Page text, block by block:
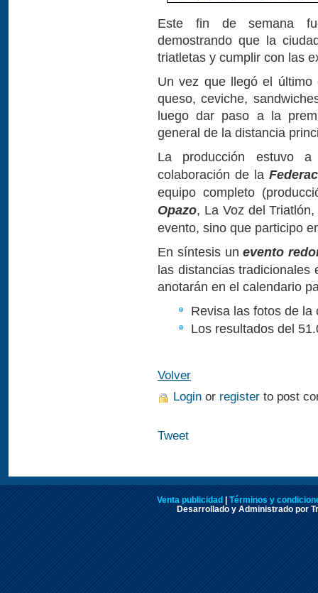
Este fin de semana
demostrando que la
triatletas y cumplir con las
Un vez que llegó el último
queso, ceviche,
luego dar paso a la
general de la distancia
La producción estuvo
colaboración de la
equipo completo
Opazo, La Voz del
evento, sino que participo
En síntesis unevento
las distancias tradicionales
anotarán en el calendario
Revisa las fotos de
Los resultados del
Volver
Login or register to post
Tweet
Venta publicidad
Términos y
Desarrollado y Administrado por